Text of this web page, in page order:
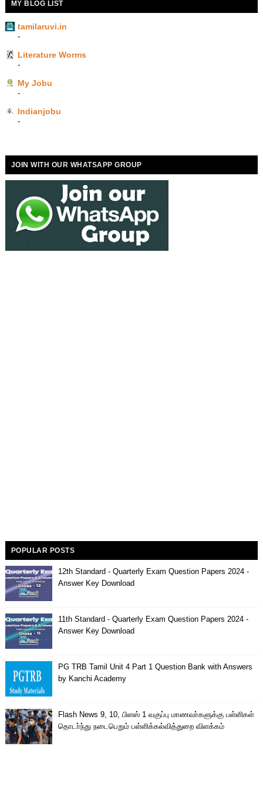
MY BLOG LIST
tamilaruvi.in
-
Literature Worms
-
My Jobu
-
Indianjobu
-
JOIN WITH OUR WHATSAPP GROUP
POPULAR POSTS
12th Standard - Quarterly Exam Question Papers 2024 -
Answer Key Download
11th Standard - Quarterly Exam Question Papers 2024 -
Answer Key Download
PG TRB Tamil Unit 4 Part 1 Question Bank with Answers
by Kanchi Academy
Flash News 9, 10, பிளஸ் 1 வகுப்பு மாணவா்களுக்கு பள்ளிகள்
தொடா்ந்து நடைபெறும் பள்ளிக்கல்வித்துறை விளக்கம்